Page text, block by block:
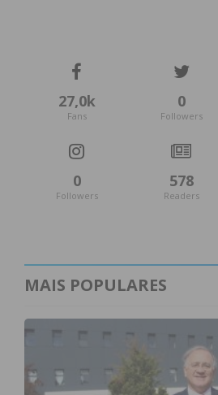
27,0k
Fans
0
Followers
0
Followers
578
Readers
MAIS POPULARES